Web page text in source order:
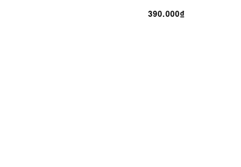
390.000₫